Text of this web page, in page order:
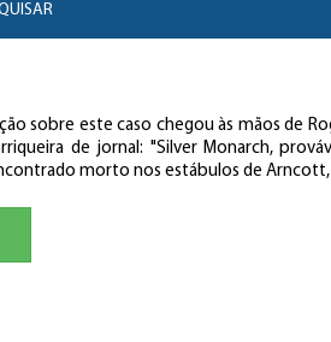
sobre este caso chegou às mãos de
de jornal: "Silver Monarch,
morto nos estábulos de Arncott,